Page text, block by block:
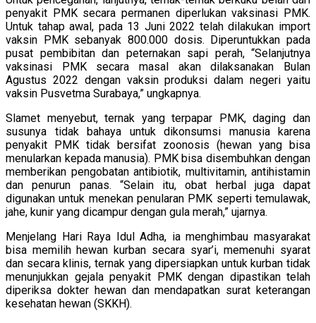
penyakit PMK secara permanen diperlukan vaksinasi PMK.
Untuk tahap awal, pada 13 Juni 2022 telah dilakukan import
vaksin PMK sebanyak 800.000 dosis. Diperuntukkan pada
pusat pembibitan dan peternakan sapi perah, “Selanjutnya
vaksinasi PMK secara masal akan dilaksanakan Bulan
Agustus 2022 dengan vaksin produksi dalam negeri yaitu
vaksin Pusvetma Surabaya,” ungkapnya.
Slamet menyebut, ternak yang terpapar PMK, daging dan
susunya tidak bahaya untuk dikonsumsi manusia karena
penyakit PMK tidak bersifat zoonosis (hewan yang bisa
menularkan kepada manusia). PMK bisa disembuhkan dengan
memberikan pengobatan antibiotik, multivitamin, antihistamin
dan penurun panas. “Selain itu, obat herbal juga dapat
digunakan untuk menekan penularan PMK seperti temulawak,
jahe, kunir yang dicampur dengan gula merah,” ujarnya.
Menjelang Hari Raya Idul Adha, ia menghimbau masyarakat
bisa memilih hewan kurban secara syar’i, memenuhi syarat
dan secara klinis, ternak yang dipersiapkan untuk kurban tidak
menunjukkan gejala penyakit PMK dengan dipastikan telah
diperiksa dokter hewan dan mendapatkan surat keterangan
kesehatan hewan (SKKH).